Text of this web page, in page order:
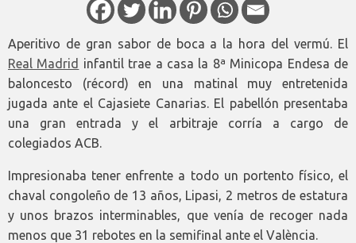
Aperitivo de gran sabor de boca a la hora del vermú. El
Real Madrid infantil trae a casa la 8ª Minicopa Endesa de
baloncesto (récord) en una matinal muy entretenida
jugada ante el Cajasiete Canarias. El pabellón presentaba
una gran entrada y el arbitraje corría a cargo de
colegiados ACB.
Impresionaba tener enfrente a todo un portento físico, el
chaval congoleño de 13 años, Lipasi, 2 metros de estatura
y unos brazos interminables, que venía de recoger nada
menos que 31 rebotes en la semifinal ante el València.